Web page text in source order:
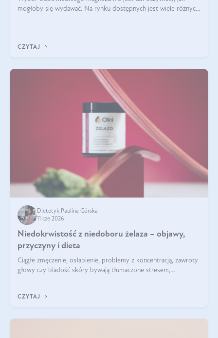
mogłoby się wydawać. Na rynku dostępnych jest wiele różnych
CZYTAJ
Dietetyk Paulina Górska
11 cze 2026
Niedokrwistość z niedoboru żelaza – objawy,
przyczyny i dieta
Ciągłe zmęczenie, osłabienie, problemy z koncentracją, zawroty
głowy czy bladość skóry bywają tłumaczone stresem,
CZYTAJ